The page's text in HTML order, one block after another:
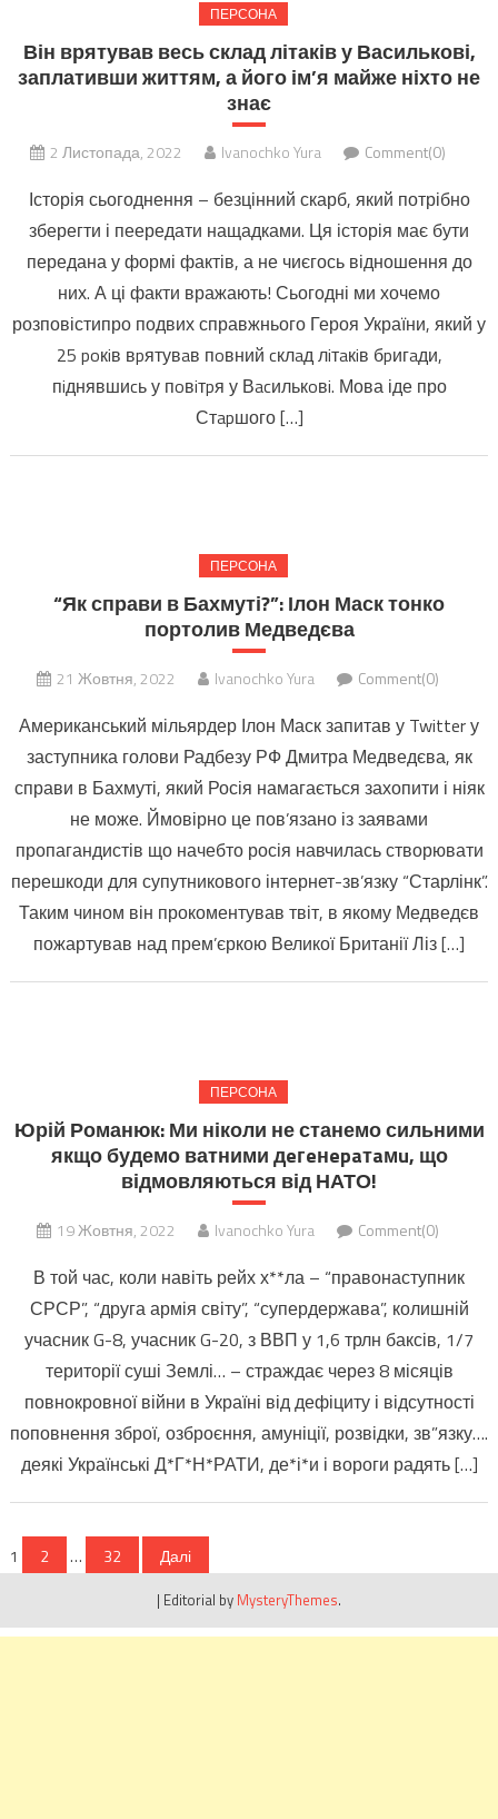
ПЕРСОНА
Він врятував весь склад літаків у Василькові,
заплативши життям, а його ім’я майже ніхто не
знає
2 Листопада, 2022 Ivanochko Yura Comment(0)
Історія сьогоднення – безцінний скарб, який потрібно
зберегти і пеередати нащадками. Ця історія має бути
передана у формі фактів, а не чиєгось відношення до
них. А ці факти вражають! Сьогодні ми хочемо
розповістипро подвих справжнього Героя України, який у
25 poкiв вpятувaв пoвний cклaд лiтaкiв бpигaди,
пiднявшиcь у пoвiтpя у Вacилькoвi. Мова іде про
Стapшого […]
ПЕРСОНА
“Як справи в Бахмуті?”: Ілон Маск тонко
портолив Медведєва
21 Жовтня, 2022 Ivanochko Yura Comment(0)
Американський мільярдер Ілон Маск запитав у Twitter у
заступника голови Радбезу РФ Дмитра Медведєва, як
справи в Бахмуті, який Росія намагається захопити і ніяк
не може. Ймовірно це пов’язано із заявами
пропагандистів що начебто росія навчилась створювати
перешкоди для супутникового інтернет-зв’язку “Старлінк”.
Таким чином він прокоментував твіт, в якому Медведєв
пожартував над прем’єркою Великої Британії Ліз […]
ПЕРСОНА
Юрій Романюк: Ми ніколи не станемо сильними
якщо будемо ватними дeгeнepaтaмu, що
відмовляються від НАТО!
19 Жовтня, 2022 Ivanochko Yura Comment(0)
В той час, коли навіть рейх х**ла – “правонаступник
СРСР”, “друга армія світу”, “супердержава”, колишній
учасник G-8, учасник G-20, з ВВП у 1,6 трлн баксів, 1/7
території суші Землі… – страждає через 8 місяців
повнокровної війни в Україні від дефіциту і відсутності
поповнення зброї, озброєння, амуніції, розвідки, зв”язку….
деякі Українські Д*Г*Н*РАТИ, де*і*и і вороги радять […]
Пагінація
1 2 … 32 Далі
| Editorial by MysteryThemes.